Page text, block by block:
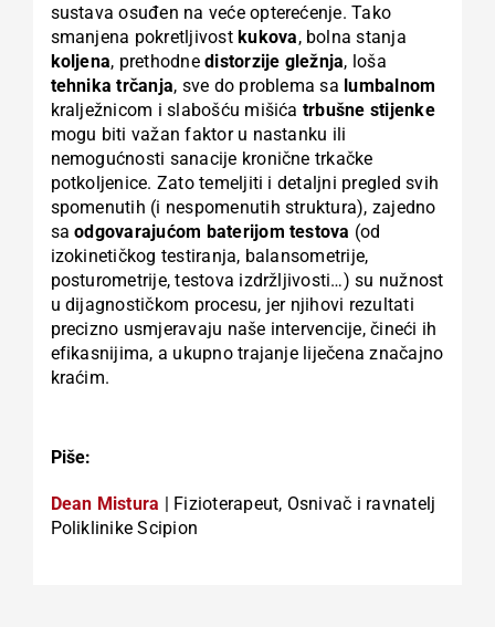
sustava osuđen na veće opterećenje. Tako
smanjena pokretljivostkukova, bolna stanja
koljena, prethodnedistorzije gležnja, loša
tehnika trčanja, sve do problema sa lumbalnom
kralježnicom i slabošću mišića trbušne stijenke
mogu biti važan faktor u nastanku ili
nemogućnosti sanacije kronične trkačke
potkoljenice. Zato temeljiti i detaljni pregled svih
spomenutih (i nespomenutih struktura), zajedno
saodgovarajućom baterijom testova (od
izokinetičkog testiranja, balansometrije,
posturometrije, testova izdržljivosti…) su nužnost
u dijagnostičkom procesu, jer njihovi rezultati
precizno usmjeravaju naše intervencije, čineći ih
efikasnijima, a ukupno trajanje liječena značajno
kraćim.
Piše:
Dean Mistura | Fizioterapeut, Osnivač i ravnatelj
Poliklinike Scipion